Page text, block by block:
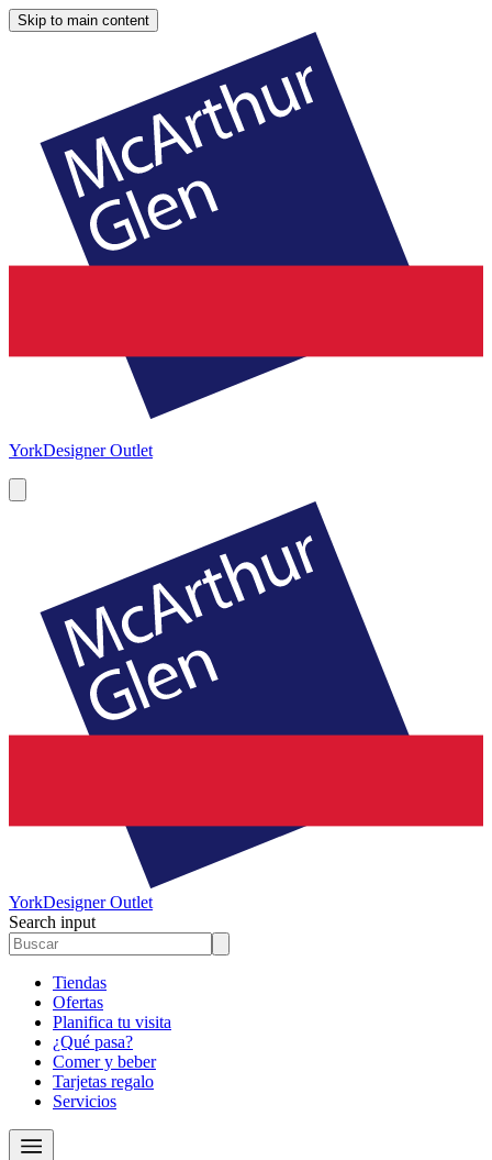
Skip to main content
YorkDesigner Outlet
YorkDesigner Outlet
Search input
Tiendas
Ofertas
Planifica tu visita
¿Qué pasa?
Comer y beber
Tarjetas regalo
Servicios